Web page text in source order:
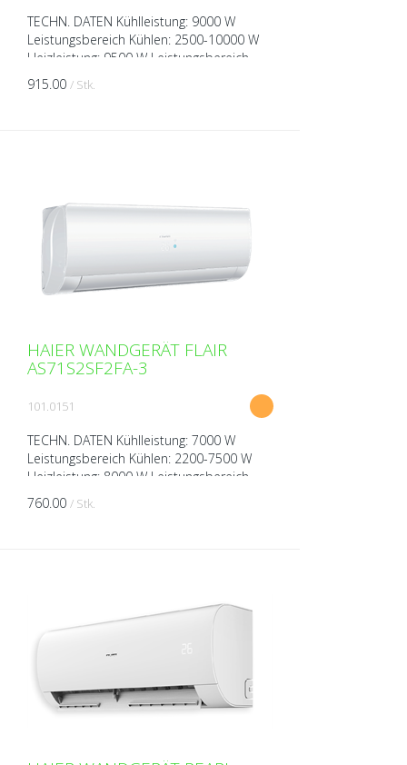
TECHN. DATEN Kühlleistung: 9000 W
Leistungsbereich Kühlen: 2500-10000 W
Heizleistung: 9500 W Leistungsbereich
Heizen: 3000-10500 W Spannung: 230V
über Aussengerät Breite:...
915.00 / Stk.
HAIER WANDGERÄT FLAIR
AS71S2SF2FA-3
101.0151
TECHN. DATEN Kühlleistung: 7000 W
Leistungsbereich Kühlen: 2200-7500 W
Heizleistung: 8000 W Leistungsbereich
Heizen: 2400-8500 W Spannung: 230V
über Aussengerät Breite: 1...
760.00 / Stk.